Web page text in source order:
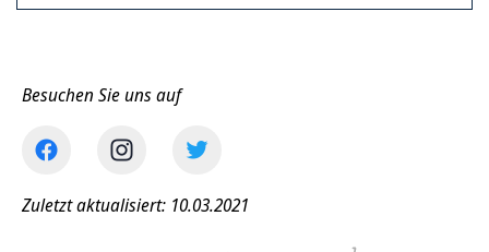
Besuchen Sie uns auf
Zuletzt aktualisiert: 10.03.2021